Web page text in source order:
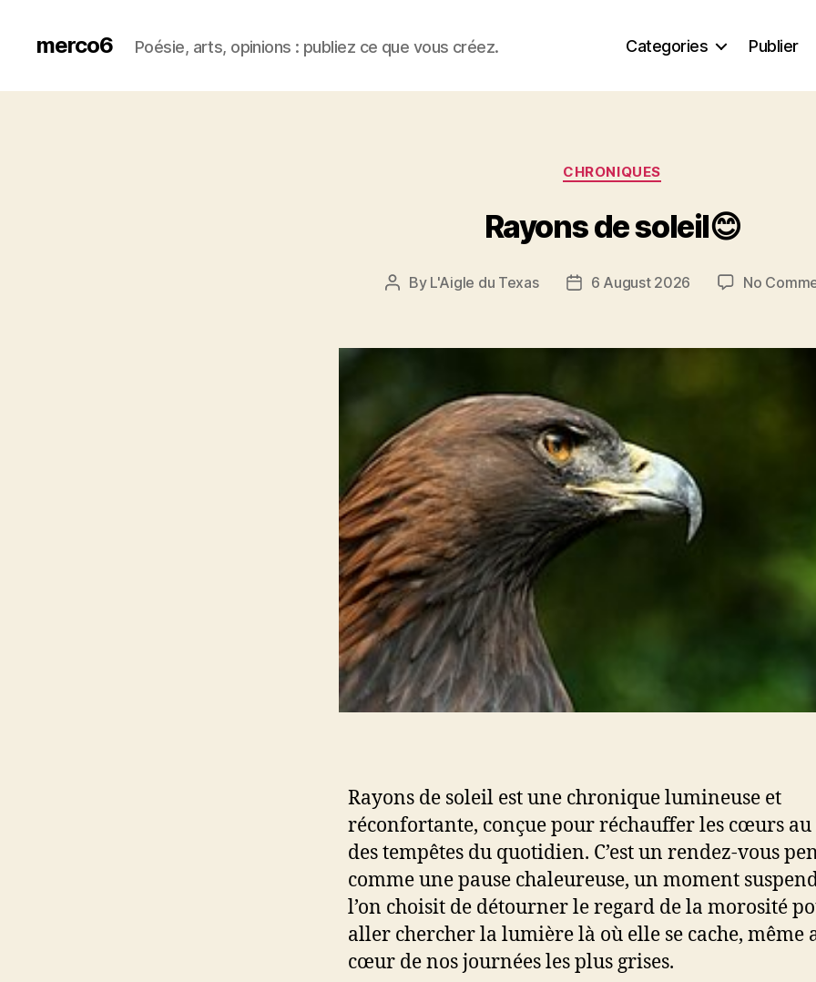
merco6 Poésie, arts, opinions : publiez ce que vous créez. Categories Publier
Categories
CHRONIQUES
Rayons de soleil😊
Post
By L'Aigle du Texas
Post6 August 2026 No
Rayons de soleil est une chronique lumineuse et
réconfortante, conçue pour réchauffer les cœurs
des tempêtes du quotidien. C’est un rendez-vous
comme une pause chaleureuse, un moment
l’on choisit de détourner le regard de la morosité
aller chercher la lumière là où elle se cache, même
cœur de nos journées les plus grises.